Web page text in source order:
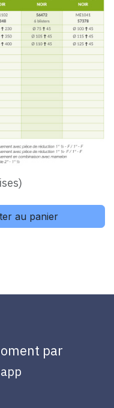
au panier
par